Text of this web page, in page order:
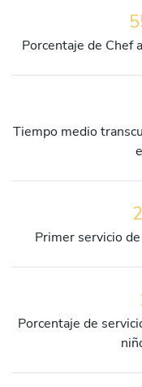
Porcentaje de Chef
Tiempo medio
Primer servicio
Porcentaje de